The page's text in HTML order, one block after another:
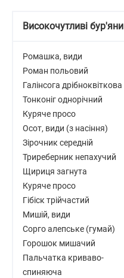
Високочутливі бур'яни
Ромашка, види
Роман польовий
Галінсога дрібноквіткова
Тонконіг однорічний
Куряче просо
Осот, види (з насіння)
Зірочник середній
Триреберник непахучий
Щириця загнута
Куряче просо
Гібіск трійчастий
Мишій, види
Сорго алепське (гумай)
Горошок мишачий
Пальчатка криваво-
спиняюча